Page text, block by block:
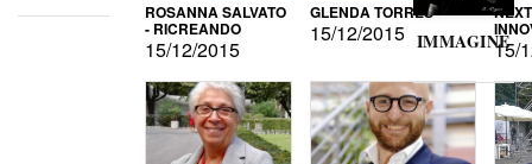
ROSANNA SALVATO
- RICREANDO
15/12/2015
GLENDA TORRES
15/12/2015
15/
IMMAGINE